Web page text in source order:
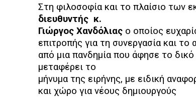
Στη φιλοσοφία και το πλαίσιο των
διευθυντής κ.
Γιώργος Χανδόλιας ο οποίος
επιτροπής για τη συνεργασία και
από μια πανδημία που άφησε το
μεταφέρει το
μήνυμα της ειρήνης, με ειδική
και χώρο για νέους δημιουργούς